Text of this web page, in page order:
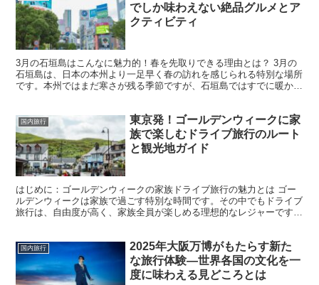
でしか味わえない絶品グルメとア
クティビティ
3月の石垣島はこんなに魅力的！春を先取りできる理由とは？ 3月の
石垣島は、日本の本州より一足早く春の訪れを感じられる特別な場所
です。本州ではまだ寒さが残る季節ですが、石垣島ではすでに暖かい
国内旅行
東京発！ゴールデンウィークに家
族で楽しむドライブ旅行のルート
と観光地ガイド
はじめに：ゴールデンウィークの家族ドライブ旅行の魅力とは ゴー
ルデンウィークは家族で過ごす特別な時間です。その中でもドライブ
旅行は、自由度が高く、家族全員が楽しめる理想的なレジャーです。
国内旅行
2025年大阪万博がもたらす新た
な旅行体験—世界各国の文化を一
度に味わえる見どころとは